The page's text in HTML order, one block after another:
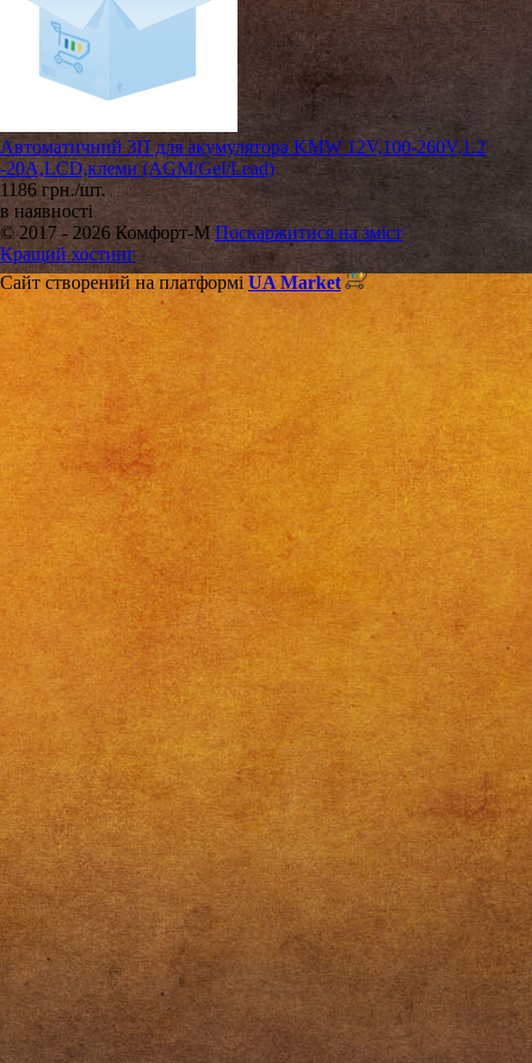
Автоматичний ЗП для акумулятора KMW 12V,100-260V,1.2
-20А,LCD,клеми (AGM/Gel/Lead)
1186 грн./шт.
в наявності
© 2017 - 2026 Комфорт-М Поскаржитися на зміст
Кращий хостинг
Сайт створений на платформі UA Market